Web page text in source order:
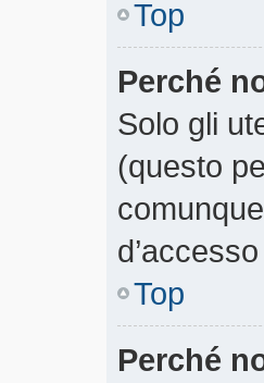
Top
Perché
Solo gli
(questo
Top
Perché